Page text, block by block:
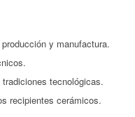
y manufactura.
tecnológicas.
recipientes cerámicos.